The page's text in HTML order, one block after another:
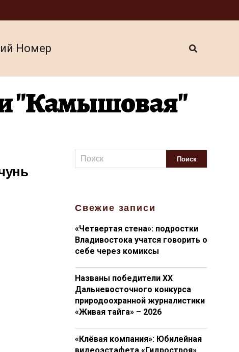
Номер
"Камышовая"
Свежие записи
«Четвертая стена»: подростки
Владивостока учатся говорить о
себе через комиксы
Названы победители XX
Дальневосточного конкурса
природоохранной журналистики
«Живая тайга» – 2026
«Клёвая компания»: Юбилейная